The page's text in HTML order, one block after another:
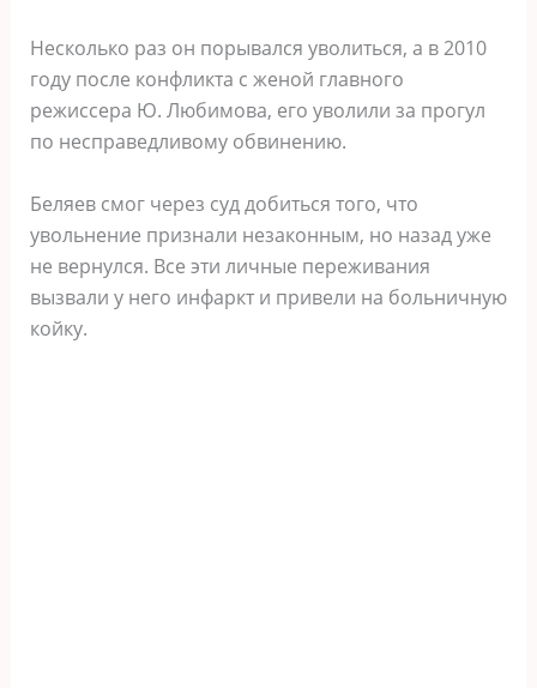
Несколько раз он порывался уволиться, а в 2010
году после конфликта с женой главного
режиссера Ю. Любимова, его уволили за прогул
по несправедливому обвинению.
Беляев смог через суд добиться того, что
увольнение признали незаконным, но назад уже
не вернулся. Все эти личные переживания
вызвали у него инфаркт и привели на больничную
койку.